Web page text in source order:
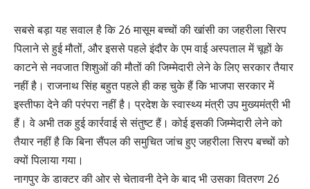
सबसे बड़ा यह सवाल है कि 26 मासूम बच्चों की खांसी का जहरीला सिरप
पिलाने से हुई मौतों, और इससे पहले इंदौर के एम वाई अस्पताल में चूहों के
काटने से नवजात शिशुओं की मौतों की जिम्मेदारी लेने के लिए सरकार तैयार
नहीं है। राजनाथ सिंह बहुत पहले ही कह चुके हैं कि भाजपा सरकार में
इस्तीफा देने की परंपरा नहीं है। प्रदेश के स्वास्थ्य मंत्री उप मुख्यमंत्री भी
हैं। वे अभी तक हुई कार्रवाई से संतुष्ट हैं। कोई इसकी जिम्मेदारी लेने को
तैयार नहीं है कि बिना सैंपल की समुचित जांच हुए जहरीला सिरप बच्चों को
क्यों पिलाया गया।
नागपुर के डाक्टर की ओर से चेतावनी देने के बाद भी उसका वितरण 26